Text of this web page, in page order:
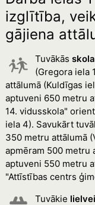
izglītība,
gājiena
Tuvākās
(Gregora iela
attālumā (Kuldīgas
aptuveni 650 metru
14. vidusskola"
iela 4). Savukārt
350 metru attālumā
apmēram 500 metru
aptuveni 550 metru
"Attīstības centrs
Tuvākie